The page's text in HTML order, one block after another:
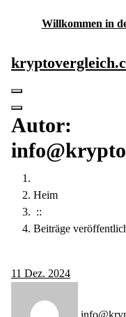
Willkommen in
Autor:
Heim
::
Beiträge
11 Dez. 2024